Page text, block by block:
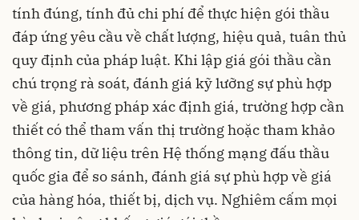
tính đúng, tính đủ chi phí để thực hiện gói thầu
đáp ứng yêu cầu về chất lượng, hiệu quả, tuân thủ
quy định của pháp luật. Khi lập giá gói thầu cần
chú trọng rà soát, đánh giá kỹ lưỡng sự phù hợp
về giá, phương pháp xác định giá, trường hợp cần
thiết có thể tham vấn thị trường hoặc tham khảo
thông tin, dữ liệu trên Hệ thống mạng đấu thầu
quốc gia để so sánh, đánh giá sự phù hợp về giá
của hàng hóa, thiết bị, dịch vụ. Nghiêm cấm mọi